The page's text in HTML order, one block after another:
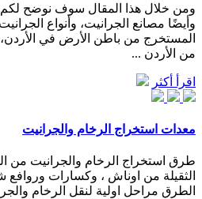
ومن خلال هذا المقال سوف نوضح لكم
وأيضًا مصانع الجرانيت، وأنواع
المستخرج من باطن الأرض في
من الأردن ...
اقرأ أكثر
معدات استخراج الرخام والجرانيت
طرق استخراج الرخام والجرانيت من
الثقيلة من اوناش ، وكسارات
الطرق مراحل اولية لنقل الرخام